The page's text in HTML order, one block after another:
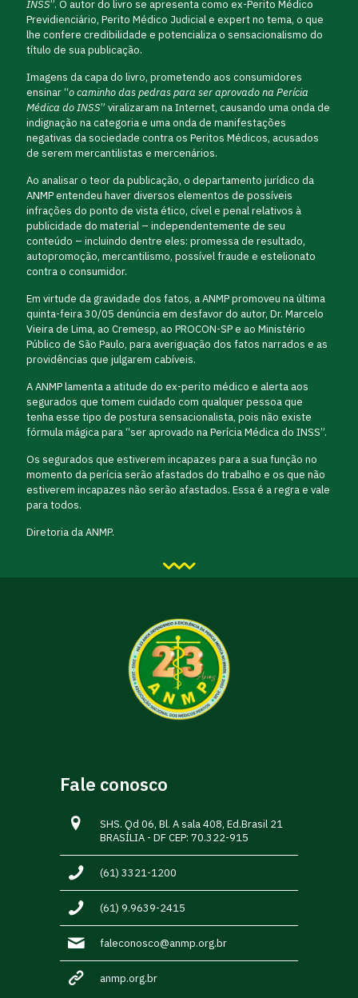
INSS”. O autor do livro se apresenta como ex-Perito Médico
Previdienciário, Perito Médico Judicial e expert no tema, o que
lhe confere credibilidade e potencializa o sensacionalismo do
título de sua publicação.
Imagens da capa do livro, prometendo aos consumidores
ensinar “o caminho das pedras para ser aprovado na Perícia
Médica do INSS” viralizaram na Internet, causando uma onda de
indignação na categoria e uma onda de manifestações
negativas da sociedade contra os Peritos Médicos, acusados
de serem mercantilistas e mercenários.
Ao analisar o teor da publicação, o departamento jurídico da
ANMP entendeu haver diversos elementos de possíveis
infrações do ponto de vista ético, cível e penal relativos à
publicidade do material – independentemente de seu
conteúdo – incluindo dentre eles: promessa de resultado,
autopromoção, mercantilismo, possível fraude e estelionato
contra o consumidor.
Em virtude da gravidade dos fatos, a ANMP promoveu na última
quinta-feira 30/05 denúncia em desfavor do autor, Dr. Marcelo
Vieira de Lima, ao Cremesp, ao PROCON-SP e ao Ministério
Público de São Paulo, para averiguação dos fatos narrados e as
providências que julgarem cabíveis.
A ANMP lamenta a atitude do ex-perito médico e alerta aos
segurados que tomem cuidado com qualquer pessoa que
tenha esse tipo de postura sensacionalista, pois não existe
fórmula mágica para “ser aprovado na Perícia Médica do INSS”.
Os segurados que estiverem incapazes para a sua função no
momento da perícia serão afastados do trabalho e os que não
estiverem incapazes não serão afastados. Essa é a regra e vale
para todos.
Diretoria da ANMP.
Fale conosco
SHS. Qd 06, Bl. A sala 408, Ed.Brasil 21
BRASÍLIA - DF CEP: 70.322-915
(61) 3321-1200
(61) 9.9639-2415
faleconosco@anmp.org.br
anmp.org.br